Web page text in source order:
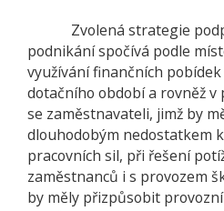
Zvolená strategie
podnikání spočívá podle
využívání finančních
dotačního období a rovněž
se zaměstnavateli, jimž by
dlouhodobým nedostatkem
pracovních sil, při řešení
zaměstnanců i s provozem
by měly přizpůsobit